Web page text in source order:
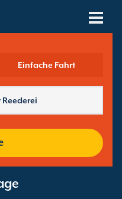
Einfache Fahrt